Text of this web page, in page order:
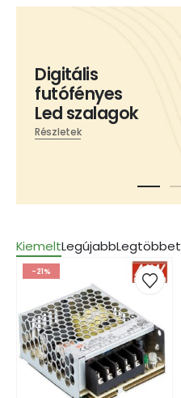
Digitális
futófényes
Led szalagok
Részletek
KiemeltLegújabb
-21%